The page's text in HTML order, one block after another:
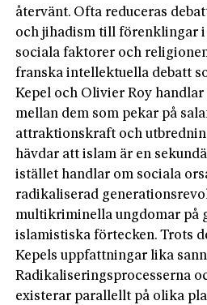
återvänt. Ofta reduceras
och jihadism till förenklingar i
sociala faktorer och
franska intellektuella debatt
Kepel och Olivier Roy
mellan dem som pekar på
attraktionskraft och
hävdar att islam är en
istället handlar om sociala
radikaliserad
multikriminella ungdomar på
islamistiska förtecken. Trots
Kepels uppfattningar lika
Radikaliseringsprocesserna
existerar parallellt på olika